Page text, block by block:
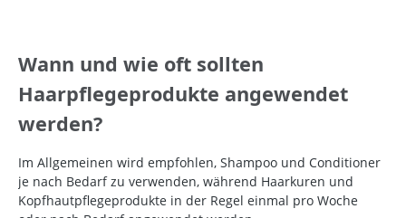
Wann und wie oft sollten
Haarpflegeprodukte angewendet
werden?
Im Allgemeinen wird empfohlen, Shampoo und Conditioner
je nach Bedarf zu verwenden, während Haarkuren und
Kopfhautpflegeprodukte in der Regel einmal pro Woche